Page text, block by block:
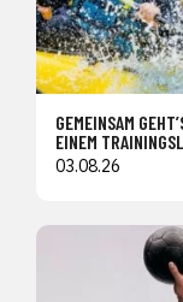
GEMEINSAM
EINEM
03.08.26